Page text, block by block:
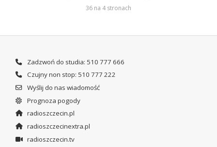
36 na 4 stronach
Zadzwoń do studia: 510 777 666
Czujny non stop: 510 777 222
Wyślij do nas wiadomość
Prognoza pogody
radioszczecin.pl
radioszczecinextra.pl
radioszczecin.tv